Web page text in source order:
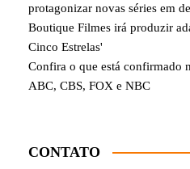
protagonizar novas séries em
Boutique Filmes irá produzir
Cinco Estrelas'
Confira o que está confirmado
ABC, CBS, FOX e NBC
CONTATO